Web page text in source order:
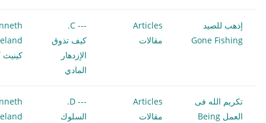
إذهب للصيد
Gone Fishing
Articles
مقالات
--- C.
كيف تذوق
الإزدهار
المادي
كينيث
تكريم الله فى
العمل Being
Articles
مقالات
--- D.
السلوك